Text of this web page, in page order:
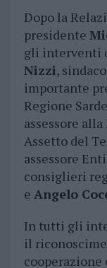
Dopo la
presidente
gli interventi
Nizzi,
importante
Regione
assessore
Assetto del
assessore
consiglieri
e Angelo
In tutti gli
il